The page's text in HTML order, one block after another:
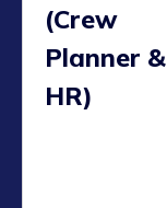
(Crew
Planner &
HR)